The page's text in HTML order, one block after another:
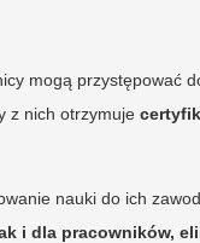
mogą przystępować
z nich otrzymuje
nauki do ich
i dla pracowników,